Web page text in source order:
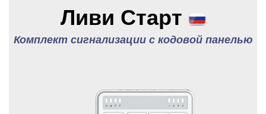
Ливи Старт
Комплект сигнализации с кодовой панелью